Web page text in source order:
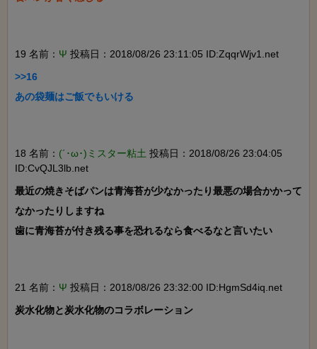
19 名前： Ψ 投稿日：2018/08/26 23:11:05 ID:ZqqrWjv1.net
>>16
あの袋麺はご飯でもいける
18 名前： (´･ω･)ミスター粘土 投稿日：2018/08/26 23:04:05
ID:CvQJL3lb.net
最近の焼きそばパンは青海苔が少なかったり最悪の場合かかって
なかったりしますね
歯に青海苔が付き残る事を恐れるなら食べるなと言いたい
21 名前： Ψ 投稿日：2018/08/26 23:32:00 ID:HgmSd4iq.net
炭水化物と炭水化物のコラボレーション